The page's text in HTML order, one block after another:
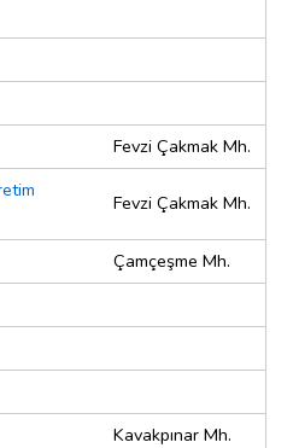
Fevzi Çakmak Mh.
Fevzi Çakmak Mh.
Çamçeşme Mh.
Kavakpınar Mh.